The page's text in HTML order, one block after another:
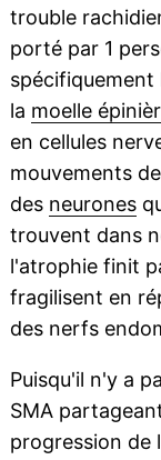
trouble
porté par 1
spécifiquement
la moelle
en cellules
mouvements
des neurones
trouvent dans
l'atrophie finit
fragilisent en
des nerfs
Puisqu'il n'y a
SMA
progression de